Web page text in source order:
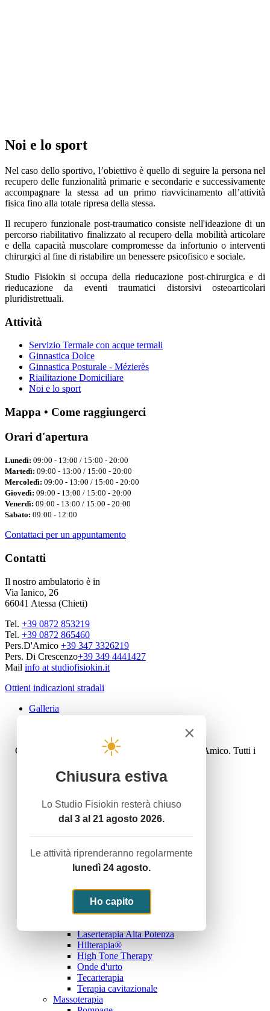
Noi e lo sport
Nel caso dello sportivo, l’obiettivo è quello di seguire la persona nel
recupero delle funzionalità primarie e secondarie e successivamente
accompagnare la stessa ad un primo riavvicinamento all’attività
fisica fino alla totale ripresa della stessa.
Il recupero funzionale post-traumatico consiste nell'ideazione di un
percorso riabilitativo finalizzato al recupero della mobilità articolare
e della capacità muscolare compromesse da infortunio o interventi
chirurgici al fine di ristabilire un benessere psicofisico e sociale.
Studio Fisiokin si occupa della rieducazione post-chirurgica e di
rieducazione da eventi traumatici distorsivi osteoarticolari
pluridistrettuali.
Attività
Servizio Termale con acque termali
Ginnastica Dolce
Ginnastica Posturale - Mézierès
Riailitazione Domiciliare
Noi e lo sport
Mappa • Come raggiungerci
Orari d'apertura
Lunedì: 09:00 - 13:00 / 15:00 - 20:00
Martedì: 09:00 - 13:00 / 15:00 - 20:00
Mercoledì: 09:00 - 13:00 / 15:00 - 20:00
Giovedì: 09:00 - 13:00 / 15:00 - 20:00
Venerdì: 09:00 - 13:00 / 15:00 - 20:00
Sabato: 09:00 - 12:00
Contattaci per un appuntamento
Contatti
Il nostro ambulatorio è in
Via Ianico, 26
66041 Atessa (Chieti)
Tel. +39 0872 853219
Tel. +39 0872 865460
Pers.D'Amico +39 347 3326219
Pers. Di Crescenzo+39 349 4441427
Mail info at studiofisiokin.it
Ottieni indicazioni stradali
×
☀
Chiusura estiva
Lo Studio Fisiokin resterà chiuso
dal 3 al 21 agosto 2026.
Le attività riprenderanno regolarmente
lunedì 24 agosto.
Ho capito
Galleria
Copyright © 2016 Studiofisiokin - Dott. Carlo D'Amico. Tutti i
Sito web realizzato daPublivoro
Attività
Servizio Termale con acque termali
Ginnastica Dolce
Rieducazione Posturale - Mézierès
Riabilitazione Domiciliare
Noi e lo sport
Elettroterapia Antalgica
Elettroterapia Di Stimolazione
Ultrasuonoterapia
Laserterapia Alta Potenza
Hilterapia®
High Tone Therapy
Onde d'urto
Tecarterapia
Terapia cavitazionale
Massoterapia